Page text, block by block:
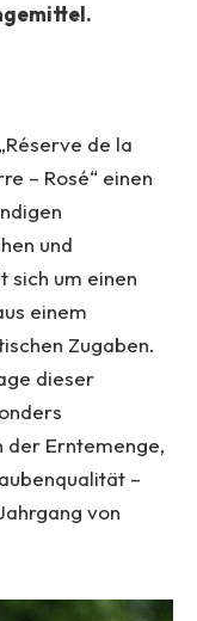
de la
– Rosé“ einen
und
sich um einen
einem
Zugaben.
dieser
der Erntemenge,
–
von